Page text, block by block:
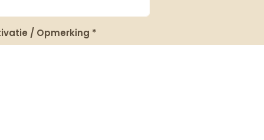
/ Opmerking *